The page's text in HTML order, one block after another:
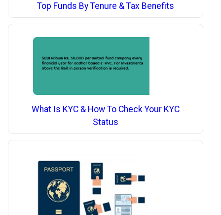
Top Funds By Tenure & Tax Benefits
What Is KYC & How To Check Your KYC
Status